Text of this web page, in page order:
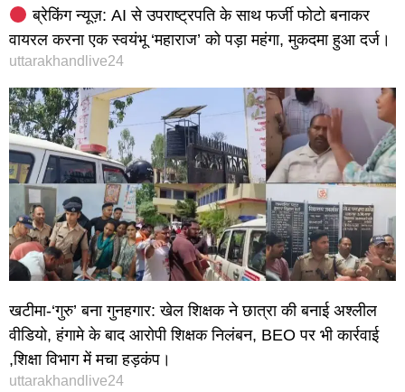
ब्रेकिंग न्यूज़: AI से उपराष्ट्रपति के साथ फर्जी फोटो बनाकर
वायरल करना एक स्वयंभू ‘महाराज’ को पड़ा महंगा, मुकदमा हुआ दर्ज।
uttarakhandlive24
खटीमा-‘गुरु’ बना गुनहगार: खेल शिक्षक ने छात्रा की बनाई अश्लील
वीडियो, हंगामे के बाद आरोपी शिक्षक निलंबन, BEO पर भी कार्रवाई
,शिक्षा विभाग में मचा हड़कंप।
uttarakhandlive24